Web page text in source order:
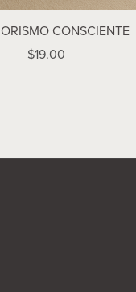
CONSCIENTE
$19.00